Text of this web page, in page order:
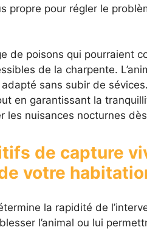
propre pour régler le
de poisons qui pourraient
de la charpente.
sans subir de
en garantissant la
les nuisances nocturnes
de capture
votre
la rapidité de
l’animal ou lui